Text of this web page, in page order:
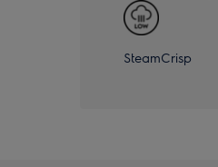
SteamCrisp